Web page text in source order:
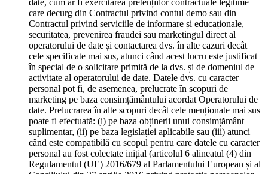
date, cum ar fi exercitarea pretențiilor contractuale legitime
care decurg din Contractul privind contul demo sau din
Contractul privind serviciile de informare și educaționale,
securitatea, prevenirea fraudei sau marketingul direct al
operatorului de date și contactarea dvs. în alte cazuri decât
cele specificate mai sus, atunci când acest lucru este justificat
în special de o solicitare primită de la dvs. și de domeniul de
activitate al operatorului de date. Datele dvs. cu caracter
personal pot fi, de asemenea, prelucrate în scopuri de
marketing pe baza consimțământului acordat Operatorului de
date. Prelucrarea în alte scopuri decât cele menționate mai sus
poate fi efectuată: (i) pe baza obținerii unui consimțământ
suplimentar, (ii) pe baza legislației aplicabile sau (iii) atunci
când este compatibilă cu scopul pentru care datele cu caracter
personal au fost colectate inițial (articolul 6 alineatul (4) din
Regulamentul (UE) 2016/679 al Parlamentului European și al